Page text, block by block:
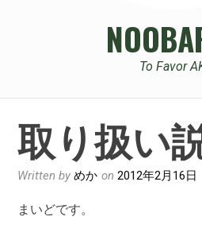
To Favor
取り扱い
Written byめか on2012年2月16日
まいどです。